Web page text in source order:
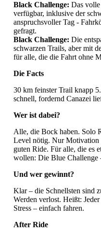
Black Challenge: Das
verfügbar, inklusive der
anspruchsvoller Tag -
gefragt.
Black Challenge: Die
schwarzen Trails, aber mit
für alle, die die Fahrt ohne
Die Facts
30 km feinster Trail knapp
schnell, fordernd Canazei
Wer ist dabei?
Alle, die Bock haben. Solo
Level nötig. Nur Motivation
guten Ride. Für alle, die es
wollen: Die Blue Challenge
Und wer gewinnt?
Klar – die Schnellsten sind
Werden verlost. Heißt:
Stress – einfach fahren.
After Ride